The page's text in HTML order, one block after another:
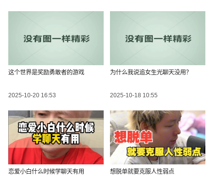
这个世界是奖励勇敢者的游戏
2025-10-20 16:53
为什么我说追女生光聊天没用？
2025-10-18 10:55
恋爱小白什么时候学聊天有用 想脱单就要克服人性弱点